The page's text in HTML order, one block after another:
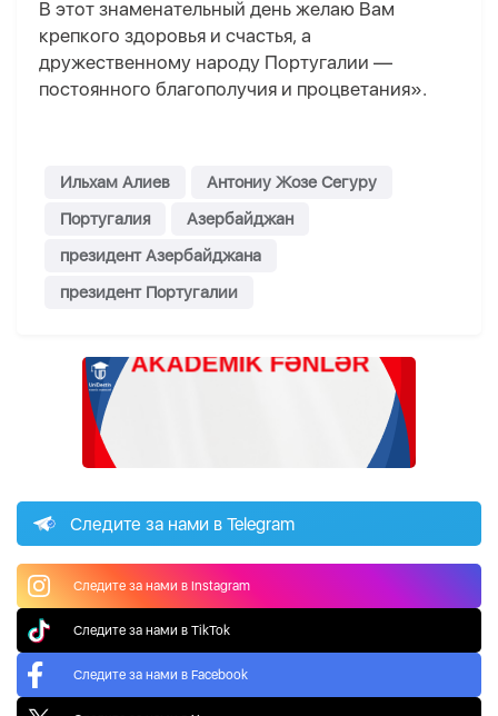
В этот знаменательный день желаю Вам
крепкого здоровья и счастья, а
дружественному народу Португалии —
постоянного благополучия и процветания».
Ильхам Алиев
Антониу Жозе Сегуру
Португалия
Азербайджан
президент Азербайджана
президент Португалии
Следите за нами в Telegram
Следите за нами в Instagram
Следите за нами в TikTok
Следите за нами в Facebook